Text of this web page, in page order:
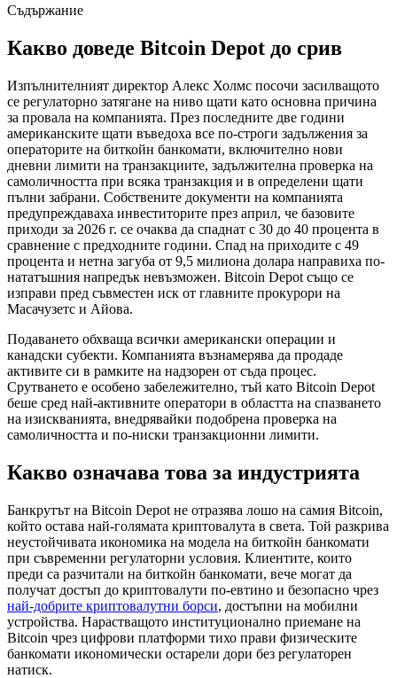
Съдържание
Какво доведе Bitcoin Depot до срив
Изпълнителният директор Алекс Холмс посочи засилващото
се регулаторно затягане на ниво щати като основна причина
за провала на компанията. През последните две години
американските щати въведоха все по-строги задължения за
операторите на биткойн банкомати, включително нови
дневни лимити на транзакциите, задължителна проверка на
самоличността при всяка транзакция и в определени щати
пълни забрани. Собствените документи на компанията
предупреждаваха инвеститорите през април, че базовите
приходи за 2026 г. се очаква да спаднат с 30 до 40 процента в
сравнение с предходните години. Спад на приходите с 49
процента и нетна загуба от 9,5 милиона долара направиха по-
нататъшния напредък невъзможен. Bitcoin Depot също се
изправи пред съвместен иск от главните прокурори на
Масачузетс и Айова.
Подаването обхваща всички американски операции и
канадски субекти. Компанията възнамерява да продаде
активите си в рамките на надзорен от съда процес.
Срутването е особено забележително, тъй като Bitcoin Depot
беше сред най-активните оператори в областта на спазването
на изискванията, внедрявайки подобрена проверка на
самоличността и по-ниски транзакционни лимити.
Какво означава това за индустрията
Банкрутът на Bitcoin Depot не отразява лошо на самия Bitcoin,
който остава най-голямата криптовалута в света. Той разкрива
неустойчивата икономика на модела на биткойн банкомати
при съвременни регулаторни условия. Клиентите, които
преди са разчитали на биткойн банкомати, вече могат да
получат достъп до криптовалути по-евтино и безопасно чрез
най-добрите криптовалутни борси, достъпни на мобилни
устройства. Нарастващото институционално приемане на
Bitcoin чрез цифрови платформи тихо прави физическите
банкомати икономически остарели дори без регулаторен
натиск.